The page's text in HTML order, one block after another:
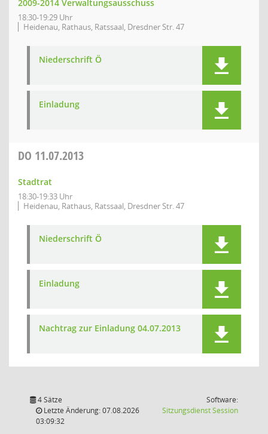
2009-2014 Verwaltungsausschuss
18:30-19:29 Uhr
Heidenau, Rathaus, Ratssaal, Dresdner Str. 47
Niederschrift Ö
Einladung
DO 11.07.2013
Stadtrat
18:30-19:33 Uhr
Heidenau, Rathaus, Ratssaal, Dresdner Str. 47
Niederschrift Ö
Einladung
Nachtrag zur Einladung 04.07.2013
4 Sätze
Letzte Änderung: 07.08.2026
03:09:32
Software:
SitzungsdienstSession(Wird in